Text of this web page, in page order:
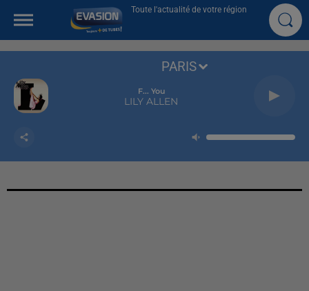
Toute l'actualité de votre région
F... You
LILY ALLEN
PARIS